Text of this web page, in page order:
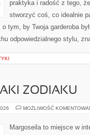
praktyka i radość z tego,
stworzyć coś, co idealnie
tym, by Twoja garderoba
odpowiedzialnego stylu,
ZODIAKU
MOŻLIWOŚĆ
Margoseila to miejsce w